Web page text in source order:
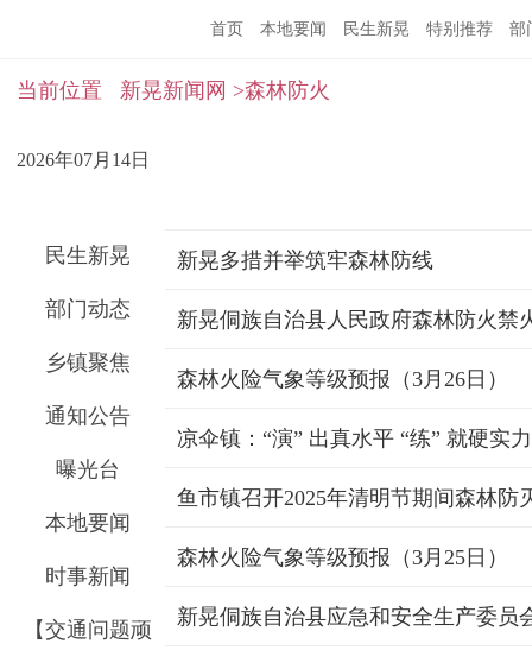
首页 本地要闻 民生新晃 特别推荐 部
当前位置 新晃新闻网 >森林防火
2026年07月14日
民生新晃
部门动态
乡镇聚焦
通知公告
曝光台
本地要闻
时事新闻
【交通问题顽
新晃多措并举筑牢森林防线
新晃侗族自治县人民政府森林防火禁
森林火险气象等级预报（3月26日）
凉伞镇：“演” 出真水平 “练” 就硬实力
鱼市镇召开2025年清明节期间森林防
森林火险气象等级预报（3月25日）